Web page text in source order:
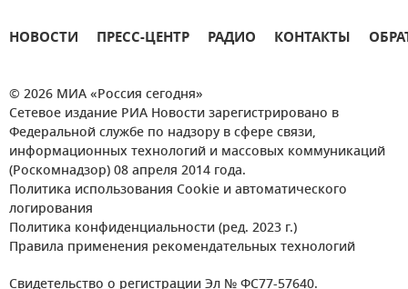
НОВОСТИ ПРЕСС-ЦЕНТР РАДИО КОНТАКТЫ
© 2026 МИА «Россия сегодня»
Сетевое издание РИА Новости зарегистрировано в
Федеральной службе по надзору в сфере связи,
информационных технологий и массовых коммуникаций
(Роскомнадзор) 08 апреля 2014 года.
Политика использования Cookie и автоматического
логирования
Политика конфиденциальности (ред. 2023 г.)
Правила применения рекомендательных технологий
Свидетельство о регистрации Эл № ФС77-57640.